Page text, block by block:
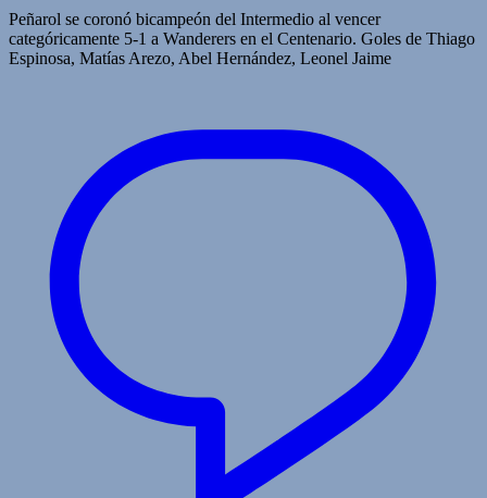
Peñarol se coronó bicampeón del Intermedio al vencer
categóricamente 5-1 a Wanderers en el Centenario. Goles de Thiago
Espinosa, Matías Arezo, Abel Hernández, Leonel Jaime